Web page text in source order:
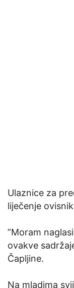
Ulaznice za
liječenje
”Moram
ovakve
Čapljine.
Na mladima